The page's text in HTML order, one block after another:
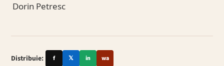
Dorin Petresc
Distribuie: f 𝕏 in wa